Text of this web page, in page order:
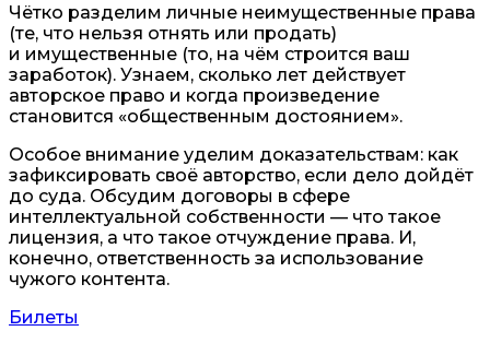
Чётко разделим личные неимущественные права
(те, что нельзя отнять или продать)
и имущественные (то, на чём строится ваш
заработок). Узнаем, сколько лет действует
авторское право и когда произведение
становится «общественным достоянием».
Особое внимание уделим доказательствам: как
зафиксировать своё авторство, если дело дойдёт
до суда. Обсудим договоры в сфере
интеллектуальной собственности — что такое
лицензия, а что такое отчуждение права. И,
конечно, ответственность за использование
чужого контента.
Билеты